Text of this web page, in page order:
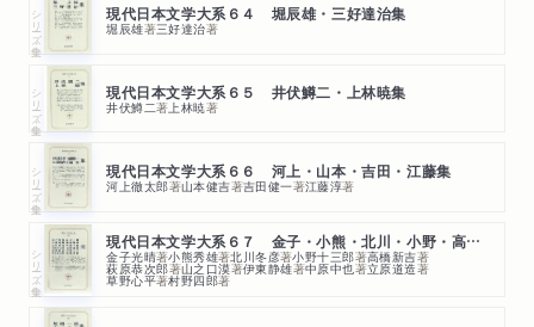
シリーズ・全集 現代日本文学大系６４ 堀辰雄・三好達治集
堀辰雄著三好達治著
シリーズ・全集 現代日本文学大系６５ 井伏鱒二・上林暁集
井伏鱒二著上林暁著
シリーズ・全集 現代日本文学大系６６ 河上・山本・吉田・江藤集
河上徹太郎著山本健吉著吉田健一著江藤淳著
シリーズ・全集
現代日本文学大系６７ 金子・小熊・北川・小野・高橋・萩原他集
金子光晴著小熊秀雄著北川冬彦著小野十三郎著高橋新吉著
萩原恭次郎著山之口漠著伊東静雄著中原中也著立原道造著
草野心平著村野四郎著